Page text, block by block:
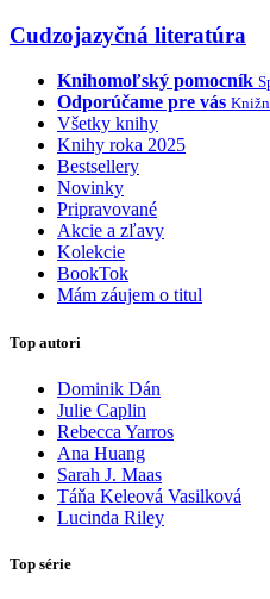
Cudzojazyčná literatúra
Knihomoľský pomocník
Odporúčame pre vás
Všetky knihy
Knihy roka 2025
Bestsellery
Novinky
Pripravované
Akcie a zľavy
Kolekcie
BookTok
Mám záujem o titul
Top autori
Dominik Dán
Julie Caplin
Rebecca Yarros
Ana Huang
Sarah J. Maas
Táňa Keleová Vasilková
Lucinda Riley
Top série